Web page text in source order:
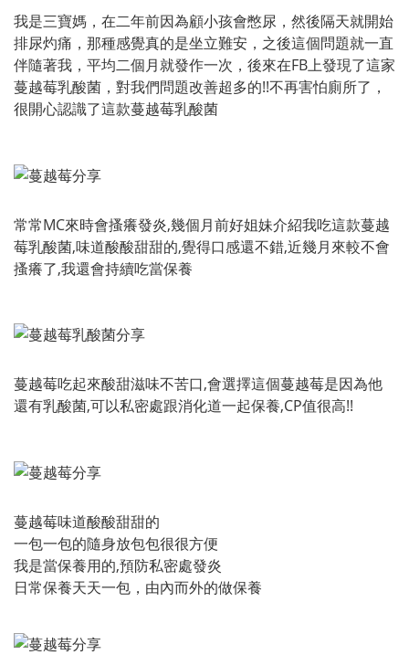
我是三寶媽，在二年前因為顧小孩會憋尿，然後隔天就開始
排尿灼痛，那種感覺真的是坐立難安，之後這個問題就一直
伴隨著我，平均二個月就發作一次，後來在FB上發現了這家
蔓越莓乳酸菌，對我們問題改善超多的!!不再害怕廁所了，
很開心認識了這款蔓越莓乳酸菌
常常MC來時會搔癢發炎,幾個月前好姐妹介紹我吃這款蔓越
莓乳酸菌,味道酸酸甜甜的,覺得口感還不錯,近幾月來較不會
搔癢了,我還會持續吃當保養
蔓越莓吃起來酸甜滋味不苦口,會選擇這個蔓越莓是因為他
還有乳酸菌,可以私密處跟消化道一起保養,CP值很高!!
蔓越莓味道酸酸甜甜的
一包一包的隨身放包包很很方便
我是當保養用的,預防私密處發炎
日常保養天天一包，由內而外的做保養